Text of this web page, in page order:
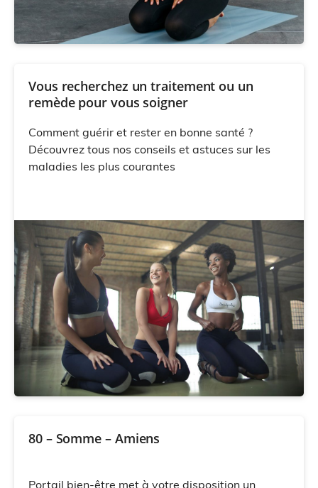
Vous recherchez un traitement ou un
remède pour vous soigner
Comment guérir et rester en bonne santé ?
Découvrez tous nos conseils et astuces sur les
maladies les plus courantes
80 – Somme – Amiens
Portail bien-être met à votre disposition un